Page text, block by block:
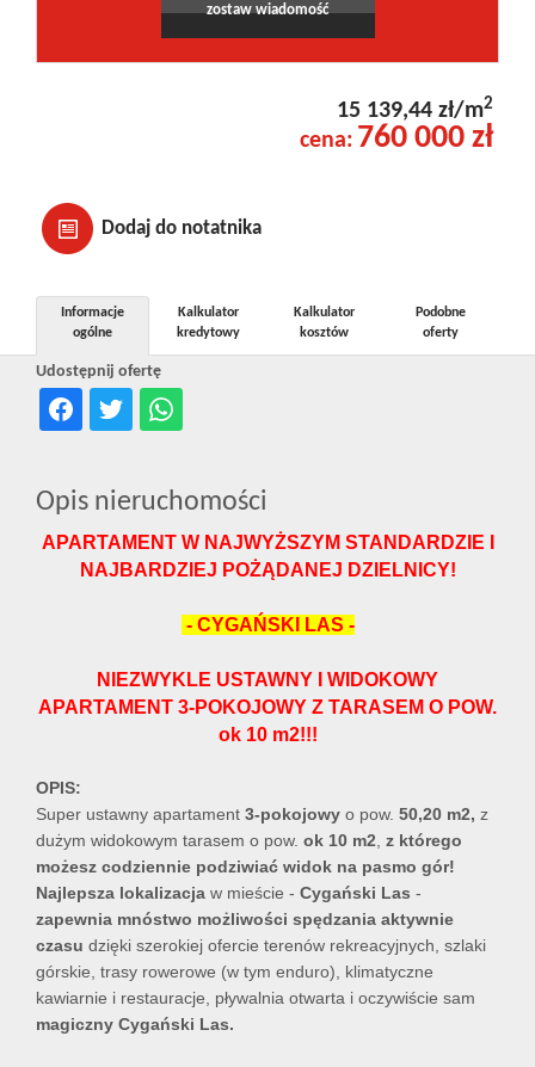
zostaw wiadomość
15 139,44 zł/m2
cena: 760 000 zł
Dodaj do notatnika
Udostępnij ofertę
Informacje
ogólne
Kalkulator
kredytowy
Kalkulator
kosztów
Podobne
oferty
Opis nieruchomości
APARTAMENT W NAJWYŻSZYM STANDARDZIE I
NAJBARDZIEJ POŻĄDANEJ DZIELNICY!
- CYGAŃSKI LAS -
NIEZWYKLE USTAWNY I WIDOKOWY
APARTAMENT 3-POKOJOWY Z TARASEM O POW.
ok 10 m2!!!
OPIS:
Super ustawny apartament 3-pokojowy o pow. 50,20 m2, z
dużym widokowym tarasem o pow. ok 10 m2, z którego
możesz codziennie podziwiać widok na pasmo gór!
Najlepsza lokalizacja w mieście - Cygański Las -
zapewnia mnóstwo możliwości spędzania aktywnie
czasu dzięki szerokiej ofercie terenów rekreacyjnych, szlaki
górskie, trasy rowerowe (w tym enduro), klimatyczne
kawiarnie i restauracje, pływalnia otwarta i oczywiście sam
magiczny Cygański Las.